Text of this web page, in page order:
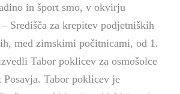
in šport smo, v okvirju
Središča za krepitev podjetniških
med zimskimi počitnicami, od 1.
Tabor poklicev za osmošolce
Posavja. Tabor poklicev je